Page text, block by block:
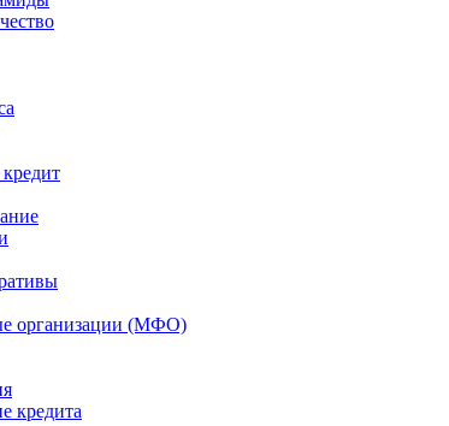
организации (МФО)
кредита